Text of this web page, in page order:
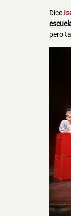
Dice
pero